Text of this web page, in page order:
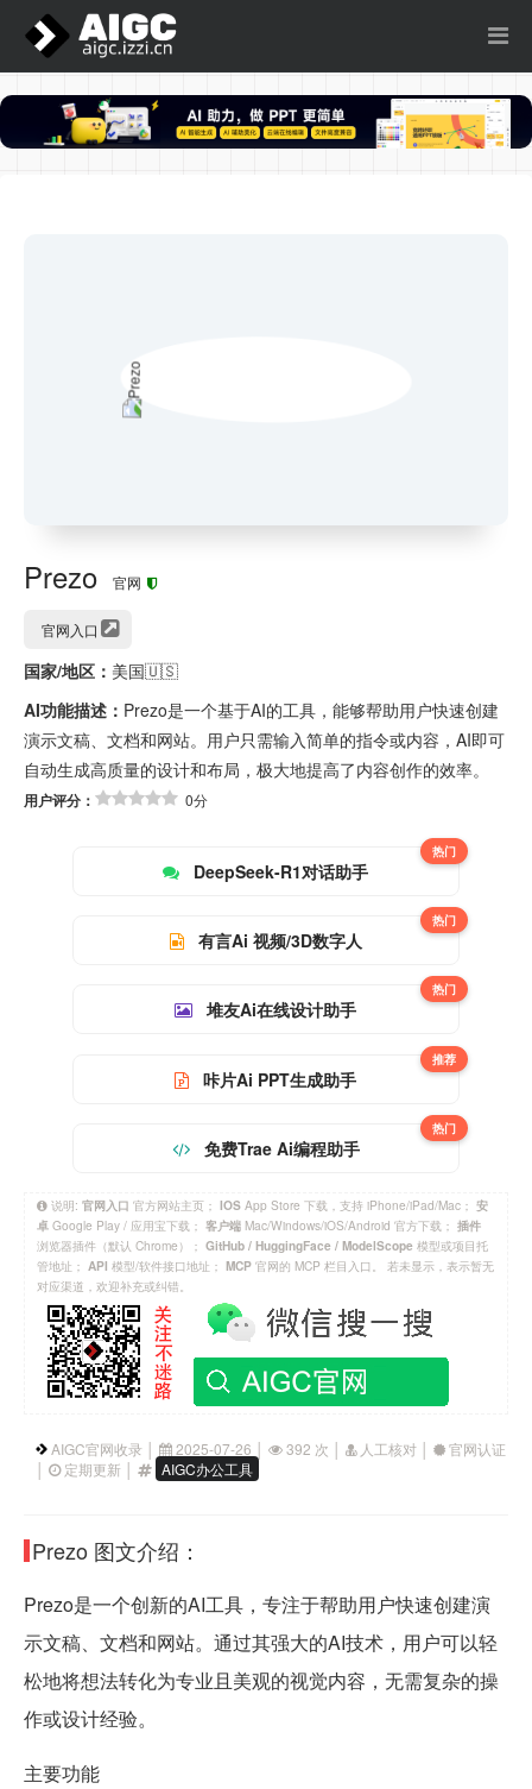
Prezo 官网
官网入口
国家/地区： 美国🇺🇸
AI功能描述： Prezo是一个基于AI的工具，能够帮助用户快速创建
演示文稿、文档和网站。用户只需输入简单的指令或内容，AI即可
自动生成高质量的设计和布局，极大地提高了内容创作的效率。
用户评分： 0分
DeepSeek-R1对话助手
热门
有言Ai 视频/3D数字人
热门
堆友Ai在线设计助手
热门
咔片Ai PPT生成助手
推荐
免费Trae Ai编程助手
热门
说明: 官网入口 官方网站主页； IOS App Store 下载，支持 iPhone/iPad/Mac； 安
卓 Google Play / 应用宝下载； 客户端 Mac/Windows/iOS/Android 官方下载； 插件
浏览器插件（默认 Chrome）； GitHub / HuggingFace / ModelScope 模型或项目托
管地址； API 模型/软件接口地址； MCP 官网的 MCP 栏目入口。 若未显示，表示暂无
对应渠道，欢迎补充或纠错。
AIGC官网收录 │ 2025-07-26 │ 392 次 │ 人工核对 │
官网认证
│
定期更新 │ AIGC办公工具
Prezo 图文介绍：
Prezo是一个创新的AI工具，专注于帮助用户快速创建演
示文稿、文档和网站。通过其强大的AI技术，用户可以轻
松地将想法转化为专业且美观的视觉内容，无需复杂的操
作或设计经验。
主要功能